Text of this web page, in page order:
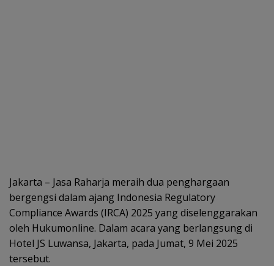
Jakarta – Jasa Raharja meraih dua penghargaan
bergengsi dalam ajang Indonesia Regulatory
Compliance Awards (IRCA) 2025 yang diselenggarakan
oleh Hukumonline. Dalam acara yang berlangsung di
Hotel JS Luwansa, Jakarta, pada Jumat, 9 Mei 2025
tersebut.